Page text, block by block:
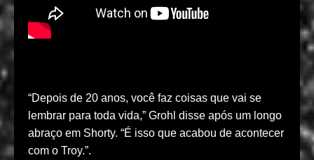
“Depois de 20 anos, você faz coisas que vai se
lembrar para toda vida,” Grohl disse após um longo
abraço em Shorty. “É isso que acabou de acontecer
com o Troy.”.